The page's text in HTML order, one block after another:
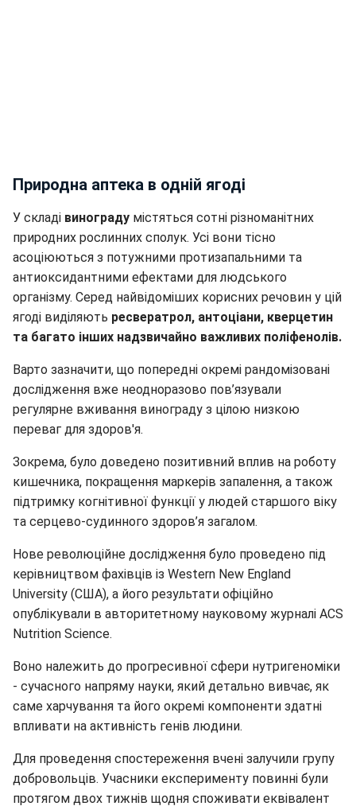
Природна аптека в одній ягоді
У складі винограду містяться сотні різноманітних
природних рослинних сполук. Усі вони тісно
асоціюються з потужними протизапальними та
антиоксидантними ефектами для людського
організму. Серед найвідоміших корисних речовин у цій
ягоді виділяють ресвератрол, антоціани, кверцетин
та багато інших надзвичайно важливих поліфенолів.
Варто зазначити, що попередні окремі рандомізовані
дослідження вже неодноразово пов’язували
регулярне вживання винограду з цілою низкою
переваг для здоров'я.
Зокрема, було доведено позитивний вплив на роботу
кишечника, покращення маркерів запалення, а також
підтримку когнітивної функції у людей старшого віку
та серцево-судинного здоров’я загалом.
Нове революційне дослідження було проведено під
керівництвом фахівців із Western New England
University (США), а його результати офіційно
опублікували в авторитетному науковому журналі ACS
Nutrition Science.
Воно належить до прогресивної сфери нутригеноміки
- сучасного напряму науки, який детально вивчає, як
саме харчування та його окремі компоненти здатні
впливати на активність генів людини.
Для проведення спостереження вчені залучили групу
добровольців. Учасники експерименту повинні були
протягом двох тижнів щодня споживати еквівалент